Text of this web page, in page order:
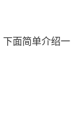
下面简单介绍一